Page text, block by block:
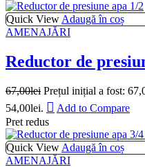
Quick View Adaugă în coș
AMENAJĂRI
Reductor de
67,00lei Prețul inițial a fost:
54,00lei.
Add to Compare
Pret redus
Quick View Adaugă în coș
AMENAJĂRI